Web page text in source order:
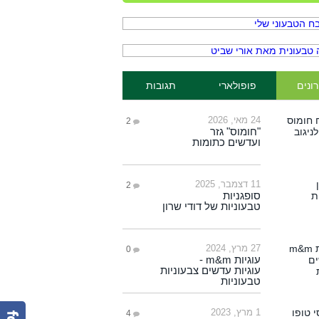
פופולארי תגובות
24 מאי, 2026 2
"חומוס" גזר
ועדשים כתומות
11 דצמבר, 2025 2
סופגניות
טבעוניות של דודי שרון
27 מרץ, 2024 0
עוגיות m&m -
עוגיות עדשים צבעוניות
טבעוניות
1 מרץ, 2023 4